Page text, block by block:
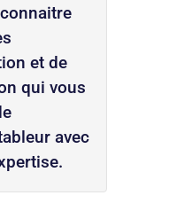
et de
qui vous
avec